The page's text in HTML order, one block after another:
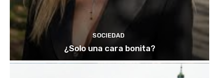
SOCIEDAD
¿Solo una cara bonita?